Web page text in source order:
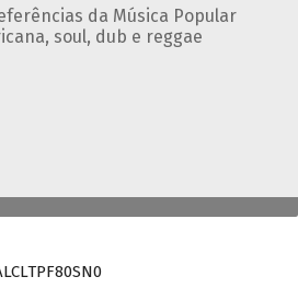
da Música Popular
soul, dub e reggae